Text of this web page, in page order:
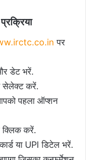
पर
डेट भरें.
सेलेक्ट करें.
पहला ऑप्शन
क्लिक करें.
या UPI डिटेल भरें.